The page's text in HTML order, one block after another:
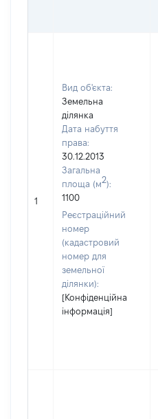
1
Вид об'єкта:
Земельна
ділянка
Дата набуття
права:
30.12.2013
Загальна
площа (м2):
1100
Реєстраційний
номер
(кадастровий
номер для
земельної
ділянки):
[Конфіденційна
інформація]